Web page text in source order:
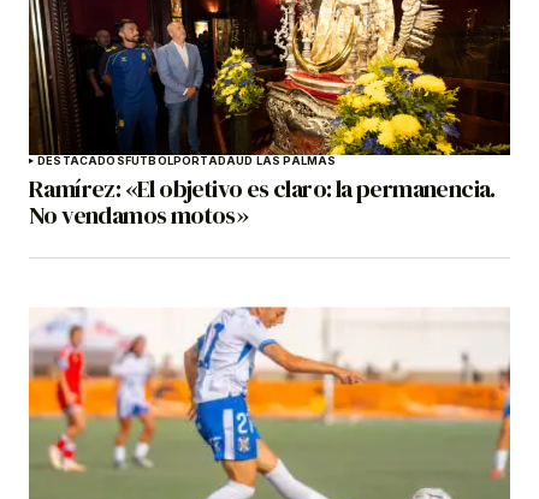
DESTACADOS FÚTBOLPORTADAUD LAS PALMAS
Ramírez: «El objetivo es claro: la permanencia.
No vendamos motos»